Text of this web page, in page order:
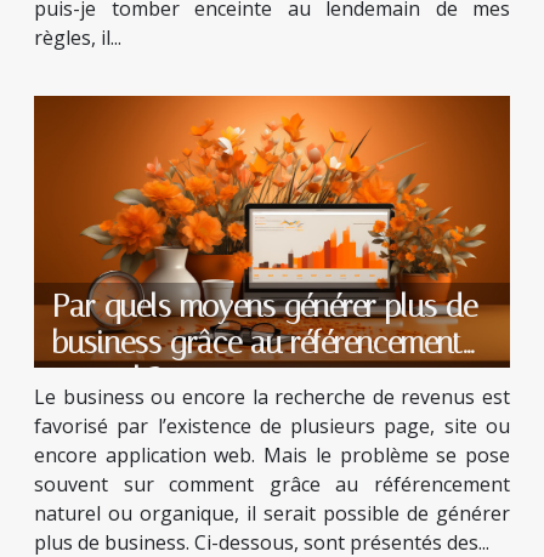
puis-je tomber enceinte au lendemain de mes
règles, il...
Par quels moyens générer plus de
business grâce au référencement
naturel ?
Le business ou encore la recherche de revenus est
favorisé par l’existence de plusieurs page, site ou
encore application web. Mais le problème se pose
souvent sur comment grâce au référencement
naturel ou organique, il serait possible de générer
plus de business. Ci-dessous, sont présentés des...